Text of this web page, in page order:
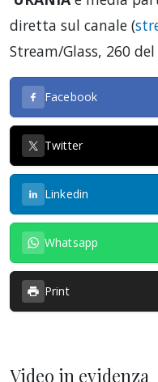
diretta sul canale (
Stream/Glass, 260
Facebook
Twitter
Linkedin
Whatsapp
Print
Video in evidenza